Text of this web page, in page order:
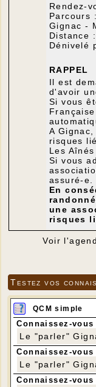
Rendez-
Parcours
Gignac -
Distance
Dénivelé
RAPPEL
Il est
d'avoir
Si vous
A
risques
Les
Si vous
assuré-e.
En
une
risques
Voir
Testez vos
QCM simple
Connaissez-
Le "parler"
Connaissez-
Le "parler"
Connaissez-